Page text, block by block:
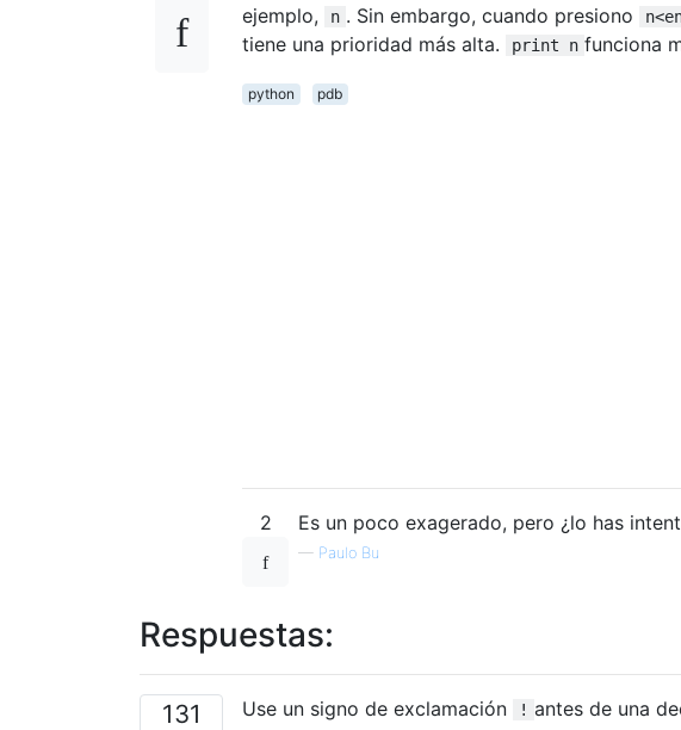
ejemplo,
n . Sin embargo, cuando presiono
tiene una prioridad más alta. print n funciona
python pdb
2 Es un poco exagerado, pero ¿lo has
— Paulo Bu
Respuestas:
131 Use un signo de exclamación ! antes de una